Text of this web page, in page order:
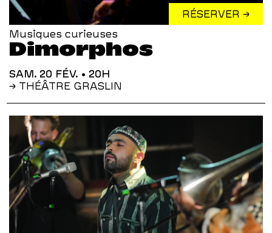
RÉSERVER →
Musiques curieuses
Dimorphos
SAM. 20 FÉV. • 20H
→ THÉÂTRE GRASLIN